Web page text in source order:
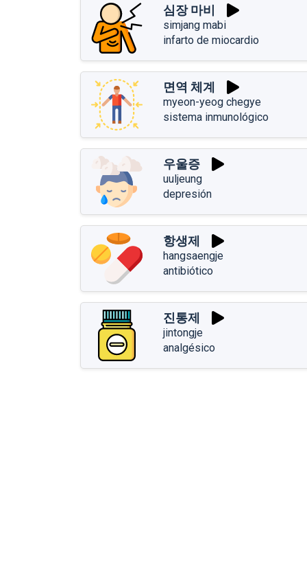
심장 마비
simjang mabi
infarto de miocardio
면역 체계
myeon-yeog chegye
sistema inmunológico
우울증
uuljeung
depresión
항생제
hangsaengje
antibiótico
진통제
jintongje
analgésico